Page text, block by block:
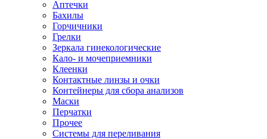
Аптечки
Бахилы
Горчичники
Грелки
Зеркала гинекологические
Кало- и мочеприемники
Клеенки
Контактные линзы и очки
Контейнеры для сбора анализов
Маски
Перчатки
Прочее
Системы для переливания